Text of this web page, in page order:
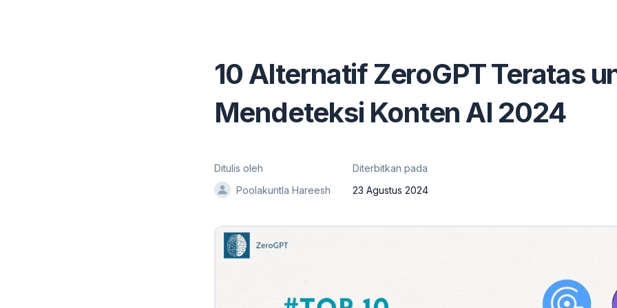
10 Alternatif ZeroGPT Teratas
Mendeteksi Konten AI 2024
Ditulis oleh
Poolakuntla Hareesh
Diterbitkan pada
23 Agustus 2024